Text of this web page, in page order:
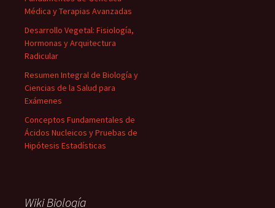
Médica y Terapias Avanzadas
Desarrollo Vegetal: Fisiología,
Hormonas y Arquitectura
Radicular
Resumen Integral de Biología y
Ciencias de la Salud para
Exámenes
Conceptos Fundamentales de
Ácidos Nucleicos y Pruebas de
Hipótesis Estadísticas
Wiki Biología